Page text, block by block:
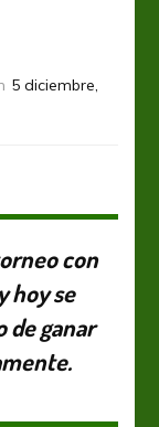
5 diciembre,
con
hoy se
de ganar